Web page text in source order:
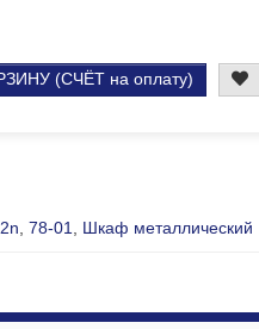
(СЧЁТ на оплату)
78-01 Шкаф металлический